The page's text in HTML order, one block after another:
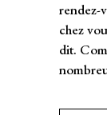
rendez-
chez
dit.